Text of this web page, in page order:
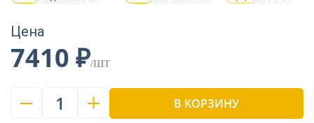
Цена
7410 ₽/ШТ
1 В КОРЗИНУ